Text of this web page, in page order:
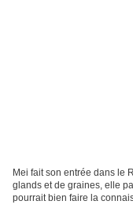
Mei fait son entrée dans le
glands et de graines, elle
pourrait bien faire la